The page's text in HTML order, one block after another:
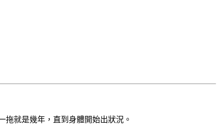
就是幾年，直到身體開始出狀況。